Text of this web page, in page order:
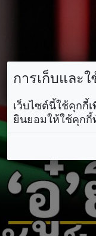
การเก็บและ
เว็บไซต์นี้ใช้คุกกี้
ยินยอมให้ใช้คุกกี้